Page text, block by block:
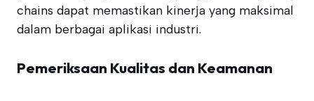
chains dapat memastikan kinerja yang maksimal
dalam berbagai aplikasi industri.
Pemeriksaan Kualitas dan Keamanan